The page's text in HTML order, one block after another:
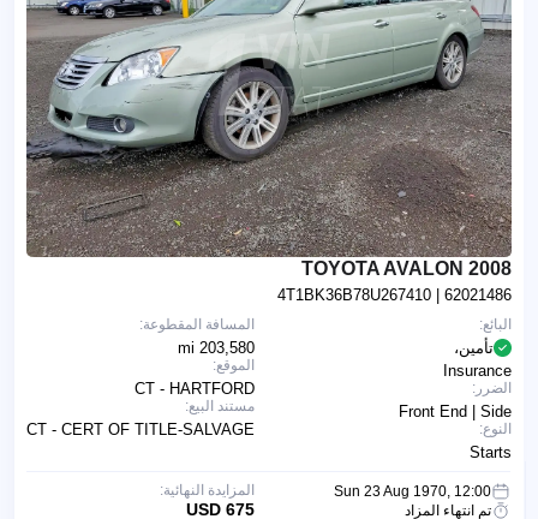
2008 TOYOTA AVALON
4T1BK36B78U267410 | 62021486
المسافة المقطوعة:
203,580 mi
الموقع:
CT - HARTFORD
مستند البيع:
CT - CERT OF TITLE-SALVAGE
البائع:
تأمين،
Insurance
الضرر:
Front End | Side
النوع:
Starts
Sun 23 Aug 1970, 12:00
تم انتهاء المزاد
المزايدة النهائية:
675 USD